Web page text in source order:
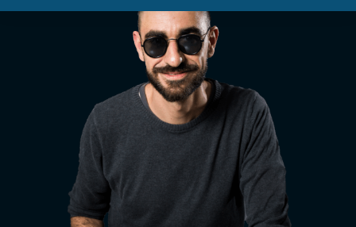
Essaouira 96.6
Safi 92.3
Taza 103.0
Taounate 95.6
Tiznit 103.1
SkhourRhamna 92.2
Taroudant 104.9
Guelmim 91.9
Tan-Tan 95.2
Tafraout 104.9
Casablanca 92.5 Hz
Rabat, Salé 106.9 Hz
Marrakech 90.5 Hz